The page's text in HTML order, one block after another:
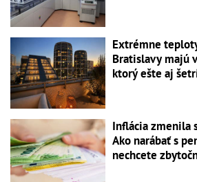
Extrémne
Bratislavy majú
ktorý ešte aj
Inflácia zmenila
Ako narábať s
nechcete